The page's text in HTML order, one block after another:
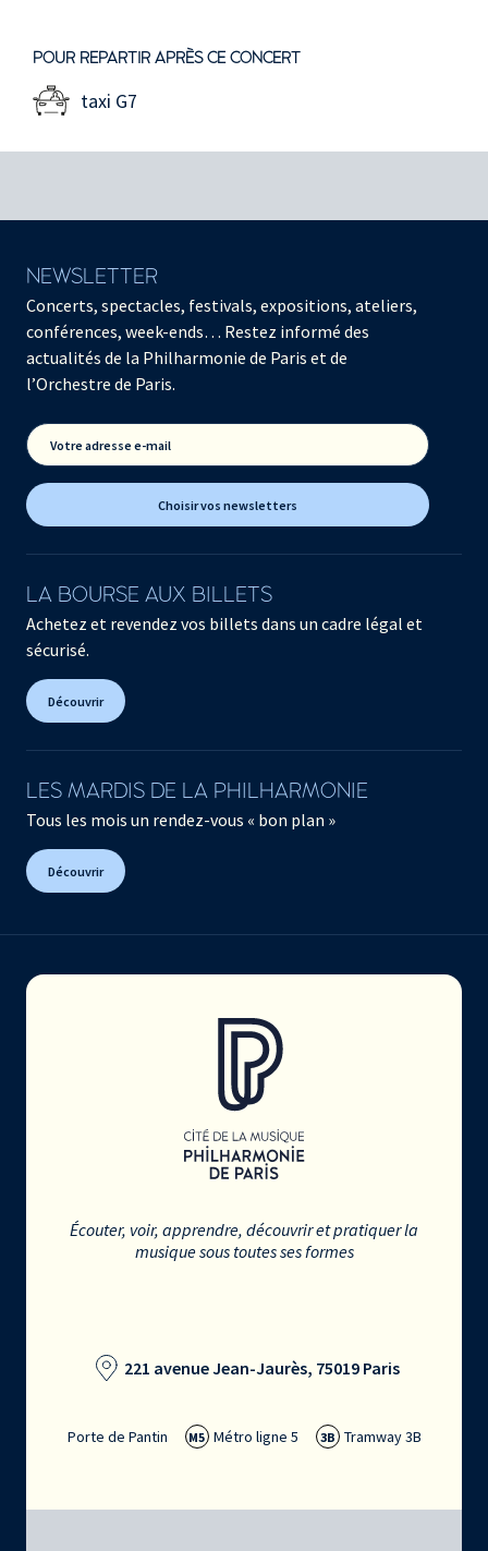
POUR REPARTIR APRÈS CE CONCERT
taxi G7
NEWSLETTER
Concerts, spectacles, festivals, expositions, ateliers,
conférences, week-ends… Restez informé des
actualités de la Philharmonie de Paris et de
l’Orchestre de Paris.
Votre adresse e-mail
Choisir vos newsletters
LA BOURSE AUX BILLETS
Achetez et revendez vos billets dans un cadre légal et
sécurisé.
Découvrir
LES MARDIS DE LA PHILHARMONIE
Tous les mois un rendez-vous « bon plan »
Découvrir
Écouter, voir, apprendre, découvrir et pratiquer la
musique sous toutes ses formes
221 avenue Jean-Jaurès, 75019 Paris
Porte de Pantin M5 Métro ligne 5 3B Tramway 3B